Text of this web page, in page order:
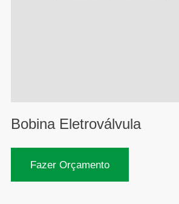
Bobina Eletroválvula
Fazer Orçamento